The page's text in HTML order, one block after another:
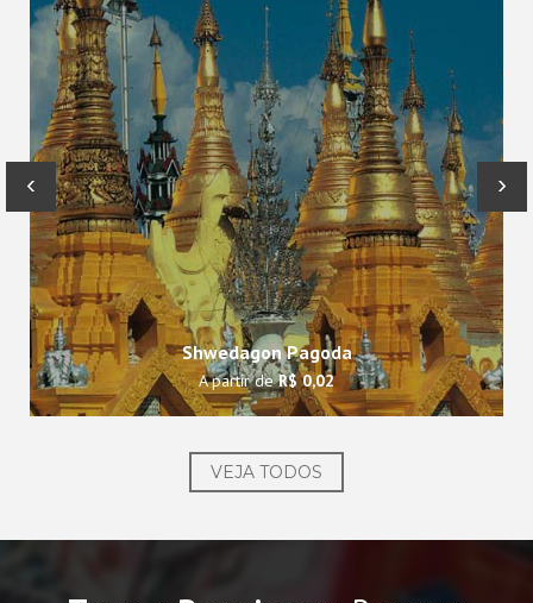
Shwedagon Pagoda
A partir deR$ 0,02
‹ ›
VEJA TODOS